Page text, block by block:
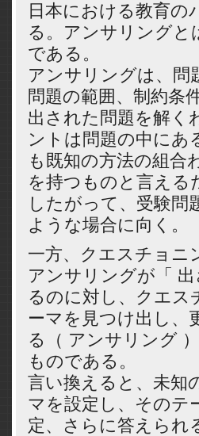
日本における教育の
る。アンサリングと
である。
アンサリングは、問
問題の範囲、制約条
出された問題を解く
ントは問題の中にあ
も既知の方法の組合
を持つものと言える
したがって、受験問
ような場合に向く。
一方、クエスチョニ
アンサリングが「
るのに対し、クエス
ーマを見つけ出し、
る（ アンサリング
ものである。
言い換えると、未知
マを設定し、そのテ
定、さらに答えられ